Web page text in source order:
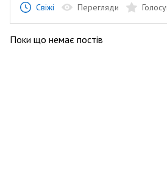
Свіжі Перегляди
Поки що немає постів